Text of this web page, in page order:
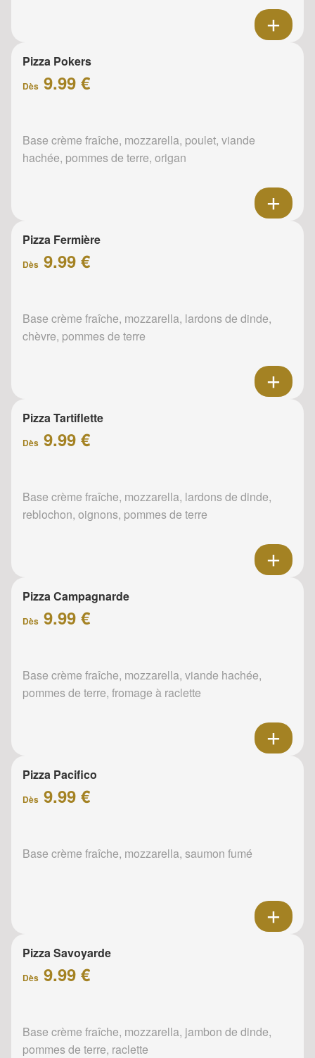
Pizza Pokers
Dès 9.99 €
Base crème fraîche, mozzarella, poulet, viande
hachée, pommes de terre, origan
Pizza Fermière
Dès 9.99 €
Base crème fraîche, mozzarella, lardons de dinde,
chèvre, pommes de terre
Pizza Tartiflette
Dès 9.99 €
Base crème fraîche, mozzarella, lardons de dinde,
reblochon, oignons, pommes de terre
Pizza Campagnarde
Dès 9.99 €
Base crème fraîche, mozzarella, viande hachée,
pommes de terre, fromage à raclette
Pizza Pacifico
Dès 9.99 €
Base crème fraîche, mozzarella, saumon fumé
Pizza Savoyarde
Dès 9.99 €
Base crème fraîche, mozzarella, jambon de dinde,
pommes de terre, raclette